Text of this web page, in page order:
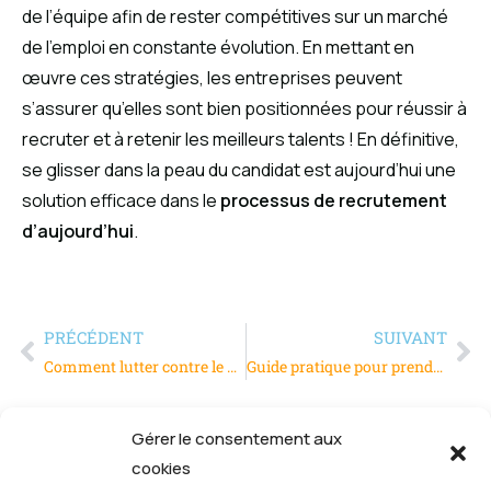
Gérer le consentement aux
cookies
de l’équipe afin de rester compétitives sur un marché
de l’emploi en constante évolution. En mettant en
œuvre ces stratégies, les entreprises peuvent
s’assurer qu’elles sont bien positionnées pour réussir à
recruter et à retenir les meilleurs talents ! En définitive,
se glisser dans la peau du candidat est aujourd’hui une
solution efficace dans le processus de recrutement
d’aujourd’hui.
PRÉCÉDENT
Comment lutter contre le vol en entreprise ?
SUIVANT
Guide pratique pour prendre des photos industrielles de votre usine avec succès